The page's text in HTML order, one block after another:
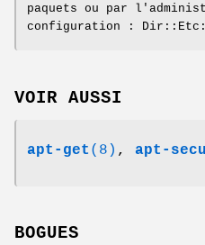
paquets ou par
configuration :
VOIR AUSSI
apt-get (8) , apt-
BOGUES